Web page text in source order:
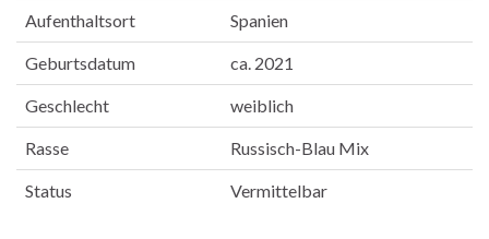
Aufenthaltsort Spanien
Geburtsdatum ca. 2021
Geschlecht weiblich
Rasse Russisch-Blau Mix
Status Vermittelbar